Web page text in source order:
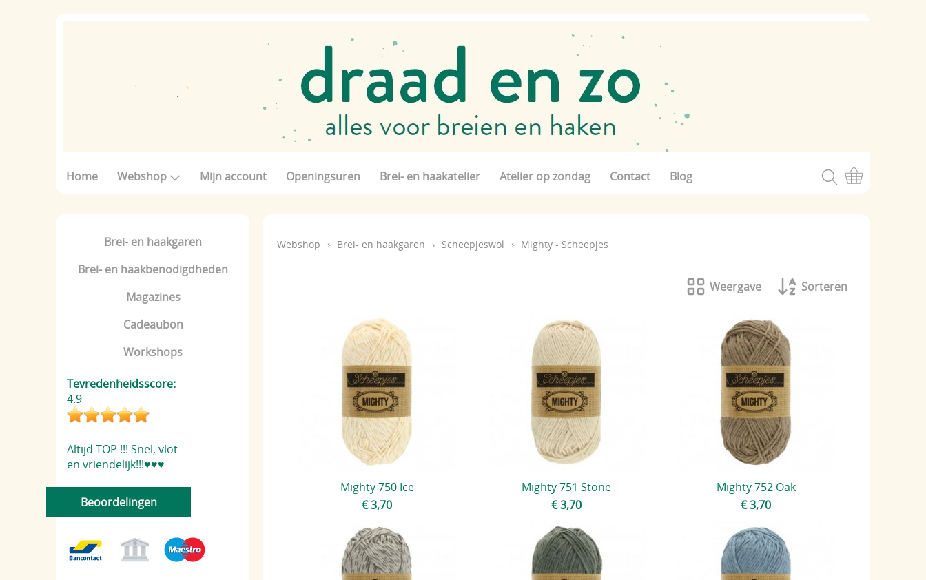
Home Webshop Mijn account Openingsuren Brei- en haakatelier Atelier op zondag Contact Blog
Brei- en haakgaren
Brei- en haakbenodigdheden
Magazines
Cadeaubon
Workshops
Tevredenheidsscore:
4.9
Altijd TOP !!! Snel, vlot
en vriendelijk!!!♥️♥️♥️
Beoordelingen
Webshop › Brei- en haakgaren › Scheepjeswol › Mighty - Scheepjes
Weergave Sorteren
Mighty 750 Ice
€ 3,70
Mighty 751 Stone
€ 3,70
Mighty 752 Oak
€ 3,70